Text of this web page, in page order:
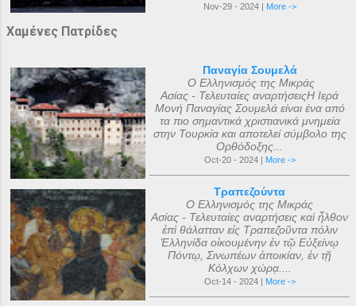
Nov-29 - 2024 | More ->
Χαμένες Πατρίδες
Παναγία Σουμελά
Ο Ελληνισμός της Μικράς
Ασίας - Τελευταίες αναρτήσειςΗ Ιερά
Μονή Παναγίας Σουμελά είναι ένα από
τα πιο σημαντικά χριστιανικά μνημεία
στην Τουρκία και αποτελεί σύμβολο της
Ορθόδοξης...
Oct-20 - 2024 | More ->
Τραπεζούντα
Ο Ελληνισμός της Μικράς
Ασίας - Τελευταίες αναρτήσεις καὶ ἦλθον
ἐπὶ θάλατταν εἰς Τραπεζοῦντα πόλιν
Ἑλληνίδα οἰκουμένην ἐν τῷ Εὐξείνῳ
Πόντῳ, Σινωπέων ἀποικίαν, ἐν τῇ
Κόλχων χώρᾳ....
Oct-14 - 2024 | More ->